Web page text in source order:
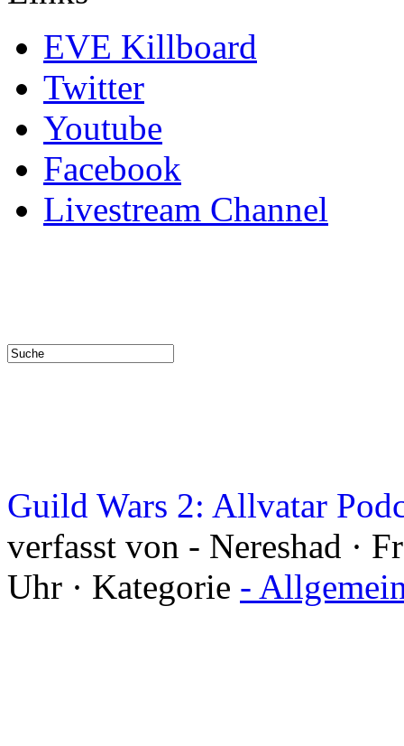
EVE Killboard
Twitter
Youtube
Facebook
Livestream Channel
Guild Wars 2: Allvatar
verfasst von - Nereshad ·
Uhr · Kategorie -